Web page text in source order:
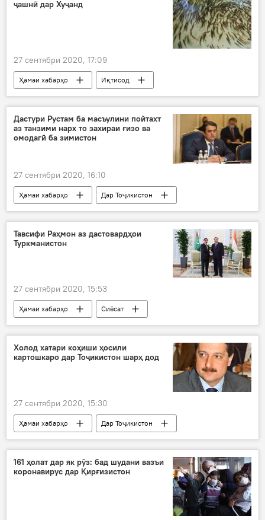
ҷашнӣ дар Хуҷанд
27 сентябри 2020, 17:09
Ҳамаи хабарҳо Иқтисод
Дастури Рустам ба масъулини пойтахт
аз танзими нарх то захираи ғизо ва
омодагӣ ба зимистон
27 сентябри 2020, 16:10
Ҳамаи хабарҳо
Дар Тоҷикистон
Рӯйдод, ҷиноят ва ҳолатҳои фавқулода
Душанбе
дастур
Тавсифи Раҳмон аз дастовардҳои
Туркманистон
27 сентябри 2020, 15:53
Ҳамаи хабарҳо Сиёсат
Холод хатари коҳиши ҳосили
картошкаро дар Тоҷикистон шарҳ дод
27 сентябри 2020, 15:30
Ҳамаи хабарҳо
Дар Тоҷикистон
Иқтисод
картошка
нарх
бозор
истеҳсол
161 ҳолат дар як рӯз: бад шудани вазъи
коронавирус дар Қирғизистон